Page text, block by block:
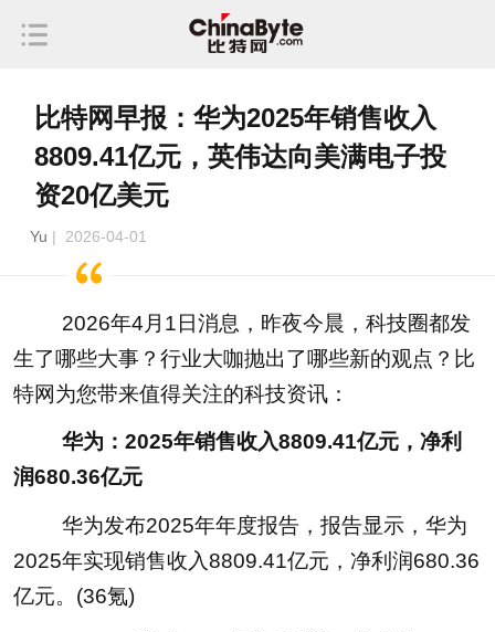
比特网早报：华为2025年销售收入
8809.41亿元，英伟达向美满电子投
资20亿美元
Yu | 2026-04-01
2026年4月1日消息，昨夜今晨，科技圈都发
生了哪些大事？行业大咖抛出了哪些新的观点？比
特网为您带来值得关注的科技资讯：
华为：2025年销售收入8809.41亿元，净利
润680.36亿元
华为发布2025年年度报告，报告显示，华为
2025年实现销售收入8809.41亿元，净利润680.36
亿元。(36氪)